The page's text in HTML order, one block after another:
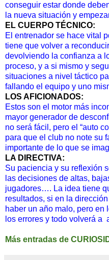
conseguir estar donde
la nueva situación y
EL CUERPO TÉCNICO:
El entrenador se hace vital
tiene que volver a
devolviendo la confianza a
proceso, y a si mismo y
situaciones a nivel táctico
fallando el equipo y uno
LOS AFICIONADOS:
Estos son el motor más
mayor generador de
no será fácil, pero el “auto
para que el club no note su
importante de lo que se
LA DIRECTIVA:
Su paciencia y su reflexión
las decisiones de altas,
jugadores…. La idea tiene
resultados, si en la
haber un año malo, pero
los errores y todo volverá a
Más entradas de